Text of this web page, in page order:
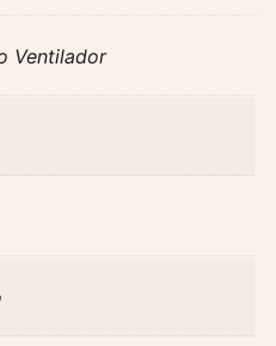
Ventilador